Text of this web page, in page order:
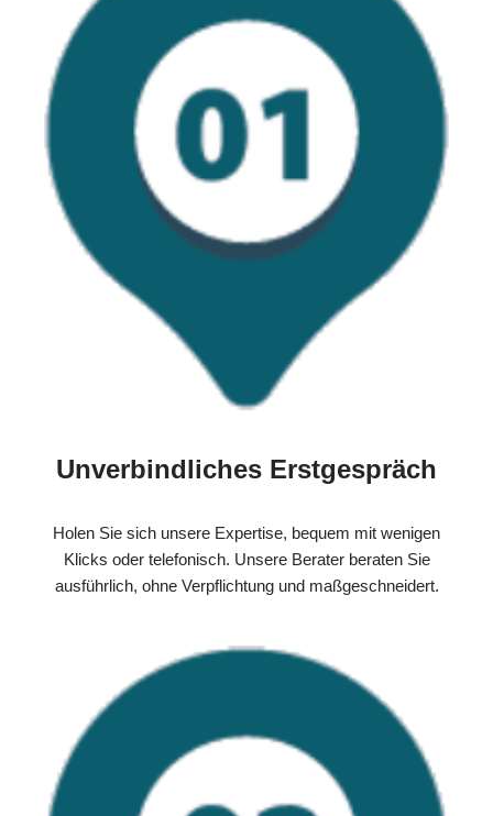
Unverbindliches Erstgespräch
Holen Sie sich unsere Expertise, bequem mit wenigen
Klicks oder telefonisch. Unsere Berater beraten Sie
ausführlich, ohne Verpflichtung und maßgeschneidert.